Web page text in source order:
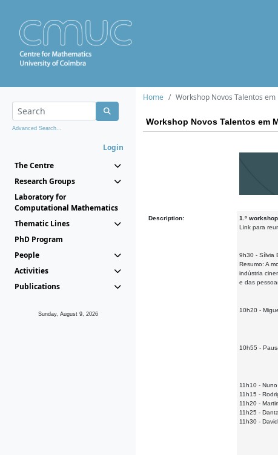
Advanced Search...
Login
The Centre
Research Groups
Laboratory for
Computational Mathematics
Thematic Lines
PhD Program
People
Activities
Publications
Sunday, August 9, 2026
Home Workshop Novos Talentos
Workshop Novos Talentos em
Description:
1.º
Link para
9h30 - Sílvia
Resumo: A
indústria
e das
10h20 -
10h55 -
11h10 -
11h15 -
11h20 -
11h25 -
11h30 -